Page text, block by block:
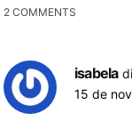
2 COMMENTS
isabela
15 de